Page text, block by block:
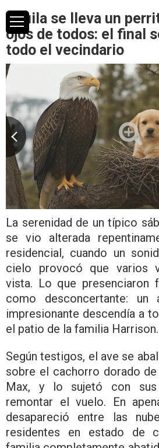
Águila se lleva un
ojos de todos: el final
todo el vecindario
La serenidad de un típico
se vio alterada
residencial, cuando un
cielo provocó que varios
vista. Lo que presenciaron
como desconcertante: un
impresionante descendía a
el patio de la familia Harrison.
Según testigos, el ave se
sobre el cachorro dorado
Max, y lo sujetó con
remontar el vuelo. En
desapareció entre las
residentes en estado de